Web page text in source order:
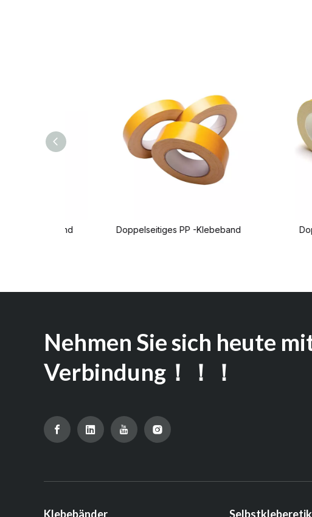
Doppelseitiges PP -Klebeband
Nehmen Sie sich heute
Verbindung！！！
Klebebänder